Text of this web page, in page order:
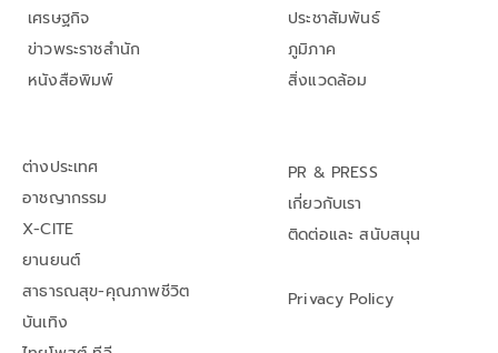
เศรษฐกิจ
ข่าวพระราชสำนัก
หนังสือพิมพ์
ประชาสัมพันธ์
ภูมิภาค
สิ่งแวดล้อม
ต่างประเทศ
อาชญากรรม
X-CITE
ยานยนต์
สาธารณสุข-คุณภาพชีวิต
บันเทิง
PR & PRESS
เกี่ยวกับเรา
ติดต่อและ สนับสนุน
Privacy Policy